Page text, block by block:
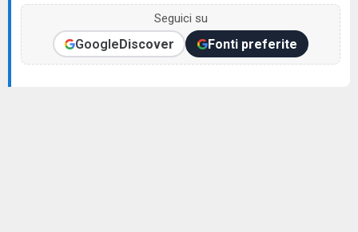
Seguici su
GoogleDiscover Fonti preferite